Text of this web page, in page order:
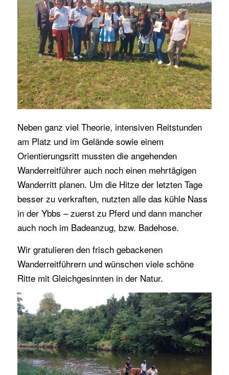
Neben ganz viel Theorie, intensiven Reitstunden
am Platz und im Gelände sowie einem
Orientierungsritt mussten die angehenden
Wanderreitführer auch noch einen mehrtägigen
Wanderritt planen. Um die Hitze der letzten Tage
besser zu verkraften, nutzten alle das kühle Nass
in der Ybbs – zuerst zu Pferd und dann mancher
auch noch im Badeanzug, bzw. Badehose.
Wir gratulieren den frisch gebackenen
Wanderreitführern und wünschen viele schöne
Ritte mit Gleichgesinnten in der Natur.